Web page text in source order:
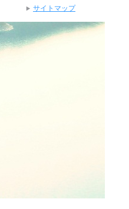
サイトマップ